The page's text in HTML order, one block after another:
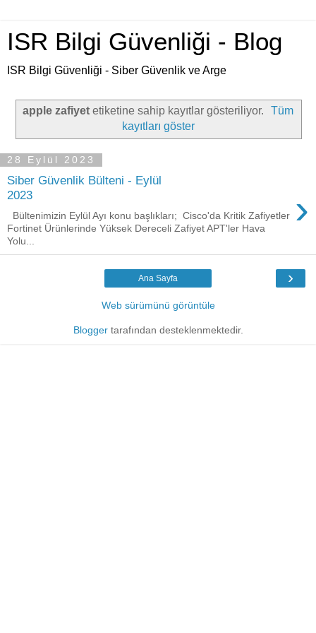
ISR Bilgi Güvenliği - Blog
ISR Bilgi Güvenliği - Siber Güvenlik ve Arge
apple zafiyetetiketine sahip kayıtlar gösteriliyor.
Tüm
kayıtları göster
28 Eylül 2023
Siber Güvenlik Bülteni - Eylül
2023
›
Bültenimizin Eylül Ayı konu başlıkları; Cisco'da Kritik Zafiyetler
Fortinet Ürünlerinde Yüksek Dereceli Zafiyet APT'ler Hava
Yolu...
›
Ana Sayfa
Web sürümünü görüntüle
Bloggertarafından desteklenmektedir.